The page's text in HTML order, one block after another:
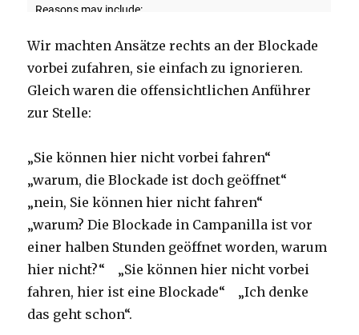
Wir machten Ansätze rechts an der Blockade
vorbei zufahren, sie einfach zu ignorieren.
Gleich waren die offensichtlichen Anführer
zur Stelle:
„Sie können hier nicht vorbei fahren“
„warum, die Blockade ist doch geöffnet“
„nein, Sie können hier nicht fahren“
„warum? Die Blockade in Campanilla ist vor
einer halben Stunden geöffnet worden, warum
hier nicht?“ „Sie können hier nicht vorbei
fahren, hier ist eine Blockade“ „Ich denke
das geht schon“.